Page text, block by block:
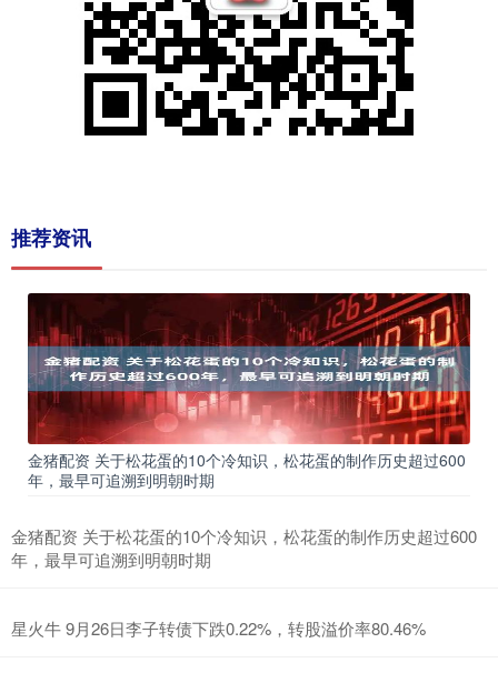
推荐资讯
金猪配资 关于松花蛋的10个冷知识，松花蛋的制作历史超过600
年，最早可追溯到明朝时期
金猪配资 关于松花蛋的10个冷知识，松花蛋的制作历史超过600
年，最早可追溯到明朝时期
星火牛 9月26日李子转债下跌0.22%，转股溢价率80.46%